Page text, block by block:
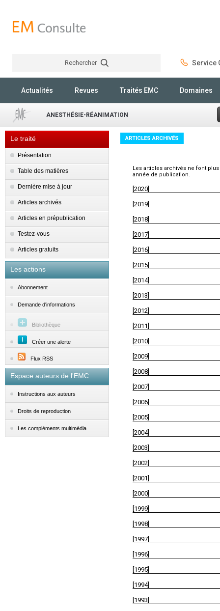
Rechercher Service
Actualités Revues Traités EMC Domaines
ANESTHÉSIE-RÉANIMATION
Le traité
Présentation
Table des matières
Dernière mise à jour
Articles archivés
Articles en prépublication
Testez-vous
Articles gratuits
Les actions
Abonnement
Demande d'informations
Bibliothèque
Créer une alerte
Flux RSS
Espace auteurs de l'EMC
Instructions aux auteurs
Droits de reproduction
Les compléments multimédia
ARTICLES ARCHIVÉS
Les articles archivés ne font
année de publication.
[2020]
[2019]
[2018]
[2017]
[2016]
[2015]
[2014]
[2013]
[2012]
[2011]
[2010]
[2009]
[2008]
[2007]
[2006]
[2005]
[2004]
[2003]
[2002]
[2001]
[2000]
[1999]
[1998]
[1997]
[1996]
[1995]
[1994]
[1993]